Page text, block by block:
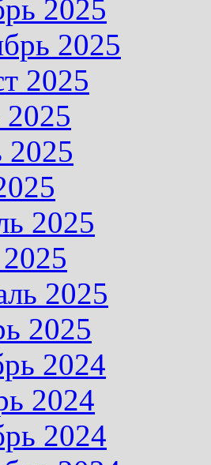
2025
2025
2025
2025
2025
2025
2024
2024
2024